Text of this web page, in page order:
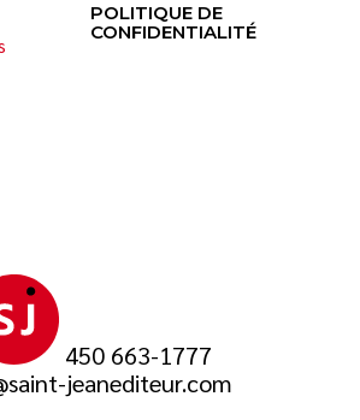
450 663-1777
jeanediteur.com
POLITIQUE DE
CONFIDENTIALITÉ